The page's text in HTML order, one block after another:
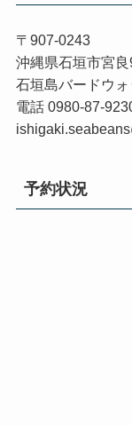
〒907-0243
沖縄県石垣市宮
石垣島バードウ
電話 0980-87-
予約状況